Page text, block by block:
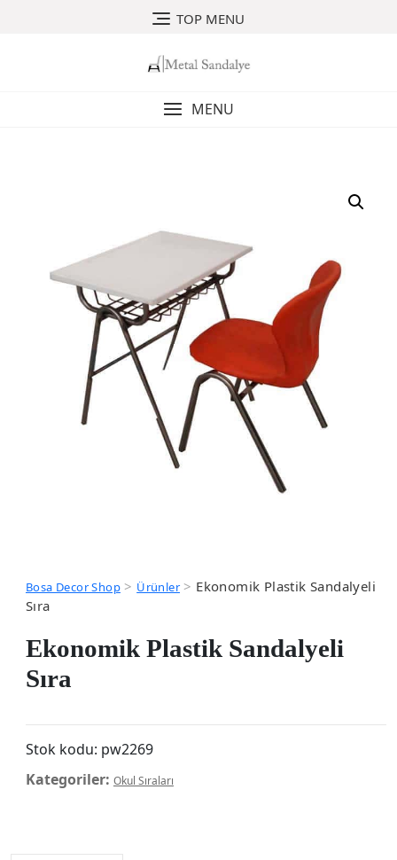
TOP MENU
MENU
Bosa Decor Shop> Ürünler> Ekonomik Plastik Sandalyeli
Sıra
Ekonomik Plastik Sandalyeli
Sıra
Stok kodu: pw2269
Kategoriler: Okul Sıraları